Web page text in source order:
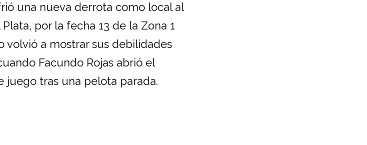
una nueva derrota como local al
por la fecha 13 de la Zona 1
volvió a mostrar sus debilidades
Facundo Rojas abrió el
juego tras una pelota parada.